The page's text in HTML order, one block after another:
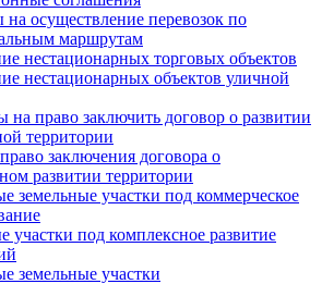
осуществление перевозок по
маршрутам
нестационарных торговых объектов
нестационарных объектов уличной
на право заключить договор о развитии
территории
заключения договора о
развитии территории
земельные участки под коммерческое
участки под комплексное развитие
земельные участки